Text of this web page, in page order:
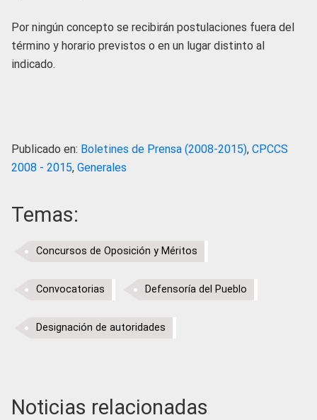
Por ningún concepto se recibirán postulaciones fuera del
término y horario previstos o en un lugar distinto al
indicado.
Publicado en: Boletines de Prensa (2008-2015), CPCCS
2008 - 2015, Generales
Temas:
Concursos de Oposición y Méritos
Convocatorias Defensoría del Pueblo
Designación de autoridades
Noticias relacionadas